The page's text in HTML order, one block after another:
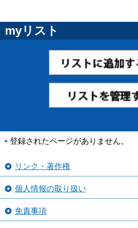
myリスト
登録されたページがありません。
リンク・著作権
個人情報の取り扱い
免責事項